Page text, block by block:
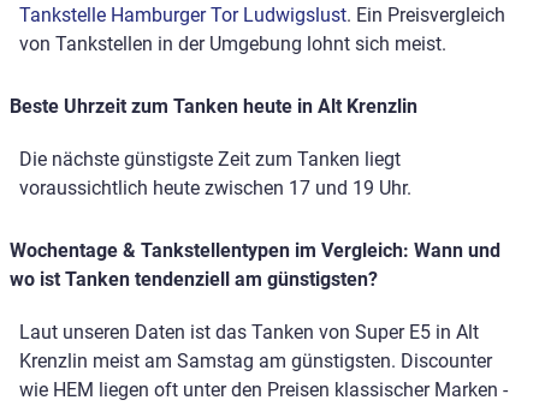
Tankstelle Hamburger Tor Ludwigslust. Ein Preisvergleich
von Tankstellen in der Umgebung lohnt sich meist.
Beste Uhrzeit zum Tanken heute in Alt Krenzlin
Die nächste günstigste Zeit zum Tanken liegt
voraussichtlich heute zwischen 17 und 19 Uhr.
Wochentage & Tankstellentypen im Vergleich: Wann und
wo ist Tanken tendenziell am günstigsten?
Laut unseren Daten ist das Tanken von Super E5 in Alt
Krenzlin meist am Samstag am günstigsten. Discounter
wie HEM liegen oft unter den Preisen klassischer Marken -